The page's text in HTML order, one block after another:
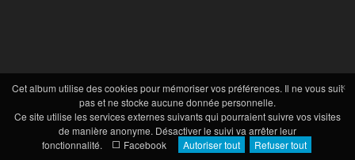
×
Cet album utilise des cookies pour mémoriser vos préférences. Il ne vous suit
pas et ne stocke aucune donnée personnelle.
Ce site utilise les services externes suivants qui pourraient suivre vos visites
de manière anonyme. Désactiver le suivi va arrêter leur
fonctionnalité.
Facebook Autoriser tout Refuser tout